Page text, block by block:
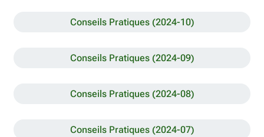
Conseils Pratiques (2024-10)
Conseils Pratiques (2024-09)
Conseils Pratiques (2024-08)
Conseils Pratiques (2024-07)